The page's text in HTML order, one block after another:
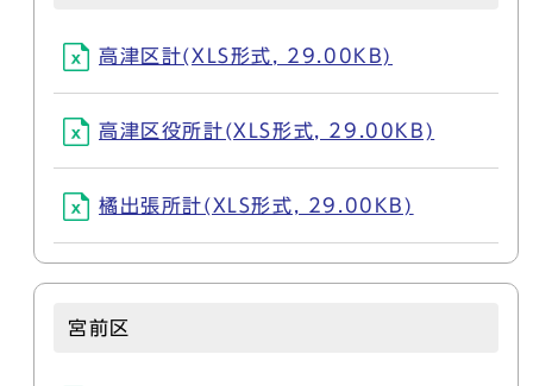
高津区計(XLS形式, 29.00KB)
高津区役所計(XLS形式, 29.00KB)
橘出張所計(XLS形式, 29.00KB)
宮前区